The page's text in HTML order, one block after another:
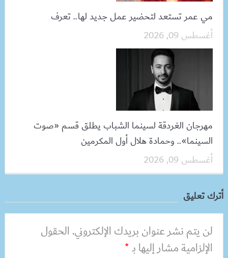
مي عمر تستعد لتحضير عمل جديد لها.. تعرف
أغسطس 09, 2026
مهرجان الغردقة لسينما الشباب يطلق قسم «صوت
السينما».. وحمادة هلال أول المكرمين
أغسطس 09, 2026
أترك تعليق
لن يتم نشر عنوان بريدك الإلكتروني.الحقول
الإلزامية مشار إليها بـ*